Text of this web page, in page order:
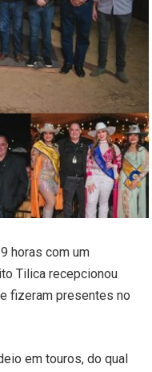
horas com um
Tilica recepcionou
fizeram presentes no
em touros, do qual